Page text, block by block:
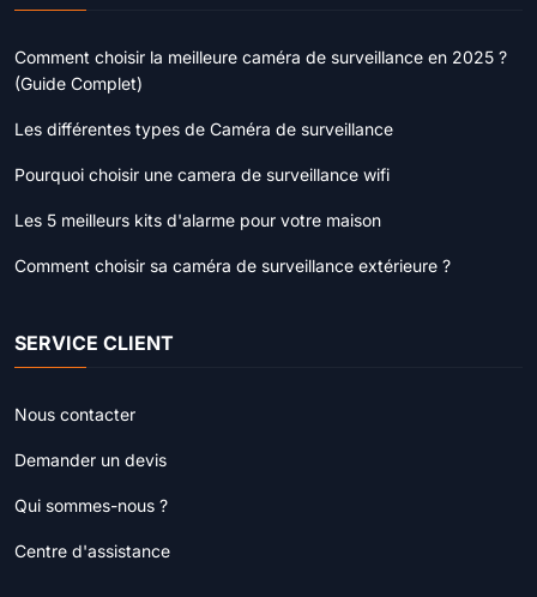
Comment choisir la meilleure caméra de surveillance en 2025 ?
(Guide Complet)
Les différentes types de Caméra de surveillance
Pourquoi choisir une camera de surveillance wifi
Les 5 meilleurs kits d'alarme pour votre maison
Comment choisir sa caméra de surveillance extérieure ?
SERVICE CLIENT
Nous contacter
Demander un devis
Qui sommes-nous ?
Centre d'assistance